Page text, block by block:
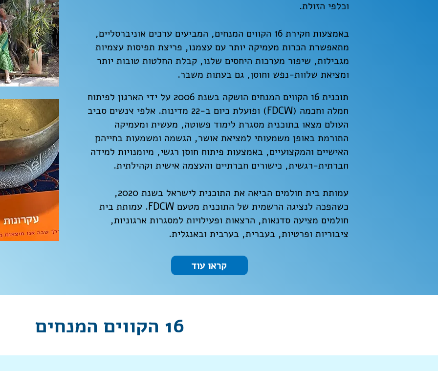
וכלפי הזולת.
באמצעות חקירת 16 הקווים המנחים, המביעים ערכים אוניברסליים,
מתאפשרת הכרות מעמיקה יותר עם עצמנו, פריצת תפיסות עצמיות
מגבילות, שיפור מערכות היחסים שלנו, קבלת החלטות טובות יותר
ומציאת שלוות-נפש וחוסן, גם בעתות משבר.
תוכנית 16 הקווים המנחים הושקה בשנת 2006 על ידי הארגון לפיתוח
חמלה וחכמה (FDCW) ופועלת כיום ב-22 מדינות. אלפי ׭נשים סביב
העולם מצאו בתוכנית מסגרת לימוד פשוטה, מעשית ומעמיקה
התורמת באופן משמעותי למציאת אושר, הגשמה ומשמעות בחייה׋
האישיים והמקצועיים, באמצעות פיתוח חוסן רגשי, מיומנויות למידה
חברתית-רגשית, כישורים חברתיים והעצמה אישית וקהילתית.
עמותת בית חולמים הביאה את התוכנית לישראל בשנת 2020,
כשהפכה לנציגה הרשמית של התוכנית מטעם FDCW. עמותת בית
חולמים מציעה סדנאות, הרצאות ופעילויות למסגרות ארגוניות,
ציבוריות ופרטיות, בעברית, בערבית ובאנגלית.
קראו עוד
16 הקווים המנחים